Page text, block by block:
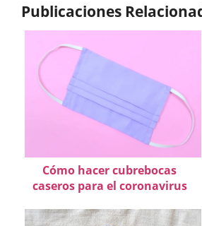
Publicaciones
Cómo hacer cubrebocas
caseros para el coronavirus